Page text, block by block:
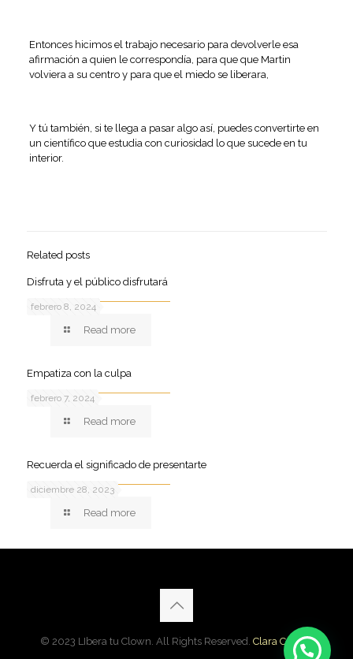
Entonces hicimos el trabajo necesario para devolverle esa
afirmación a quien le correspondía, para que que Martin
volviera a su centro y para que el miedo se liberara,
Y tú también, si te llega a pasar algo así, puedes convertirte en
un científico que estudia con curiosidad lo que sucede en tu
interior.
Related posts
febrero 8, 2024
Disfruta y el público disfrutará
Read more
febrero 7, 2024
Empatiza con la culpa
Read more
diciembre 28, 2023
Recuerda el significado de presentarte
Read more
© 2023 LIbera tu Clown. All Rights Reserved. Clara Cardon